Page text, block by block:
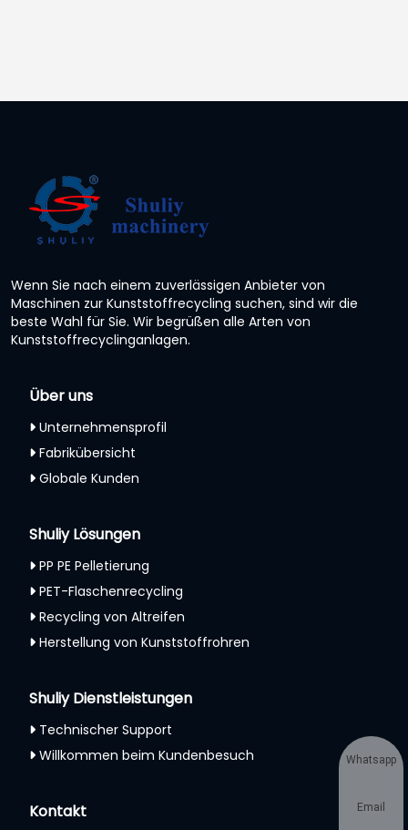
Wenn Sie nach einem zuverlässigen Anbieter von
Maschinen zur Kunststoffrecycling suchen, sind wir die
beste Wahl für Sie. Wir begrüßen alle Arten von
Kunststoffrecyclinganlagen.
Über uns
Unternehmensprofil
Fabrikübersicht
Globale Kunden
Shuliy Lösungen
PP PE Pelletierung
PET-Flaschenrecycling
Recycling von Altreifen
Herstellung von Kunststoffrohren
Shuliy Dienstleistungen
Technischer Support
Willkommen beim Kundenbesuch
Kontakt
Whatsapp
Email